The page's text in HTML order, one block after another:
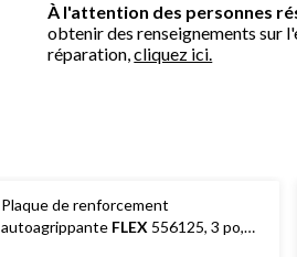
À l'attention des personnes
obtenir des renseignements sur
réparation,cliquez ici.
Plaque de renforcement
autoagrippante FLEX 556125, 3 po,